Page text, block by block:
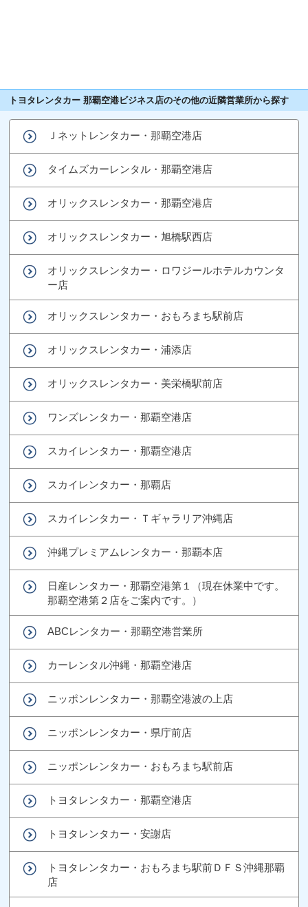
トヨタレンタカー 那覇空港ビジネス店のその他の近隣営業所から探す
Ｊネットレンタカー・那覇空港店
タイムズカーレンタル・那覇空港店
オリックスレンタカー・那覇空港店
オリックスレンタカー・旭橋駅西店
オリックスレンタカー・ロワジールホテルカウンタ
ー店
オリックスレンタカー・おもろまち駅前店
オリックスレンタカー・浦添店
オリックスレンタカー・美栄橋駅前店
ワンズレンタカー・那覇空港店
スカイレンタカー・那覇空港店
スカイレンタカー・那覇店
スカイレンタカー・Ｔギャラリア沖縄店
沖縄プレミアムレンタカー・那覇本店
日産レンタカー・那覇空港第１（現在休業中です。
那覇空港第２店をご案内です。）
ABCレンタカー・那覇空港営業所
カーレンタル沖縄・那覇空港店
ニッポンレンタカー・那覇空港波の上店
ニッポンレンタカー・県庁前店
ニッポンレンタカー・おもろまち駅前店
トヨタレンタカー・那覇空港店
トヨタレンタカー・安謝店
トヨタレンタカー・おもろまち駅前ＤＦＳ沖縄那覇
店